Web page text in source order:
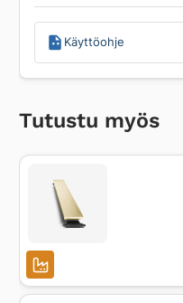
Käyttöohje
Tutustu myös